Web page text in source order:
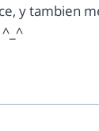
y tambien